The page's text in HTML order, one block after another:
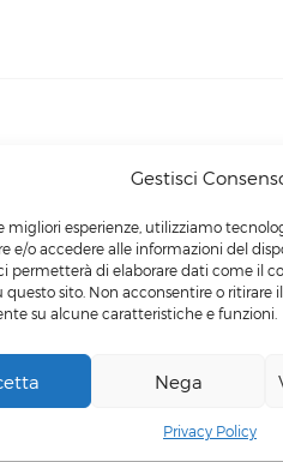
Gestisci
migliori esperienze, utilizziamo
e/o accedere alle informazioni del
permetterà di elaborare dati come il
questo sito. Non acconsentire o ritirare
su alcune caratteristiche e funzioni.
Nega
Privacy Policy